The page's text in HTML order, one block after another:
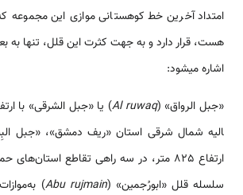
امتداد آخرین خط کوهستانی موازی این مجموعه
هست، قرار دارد و به جهت کثرت این قلل، تنها به
اشاره می­شود:
«جبل الرواق» (Al ruwaq
الیه شمال شرقی استان «ریف دمشق»، «جبل
ارتفاع 825 متر، در سه راهی تقاطع
سلسله قلل «ابورُجمین» (Abu rujmain
)